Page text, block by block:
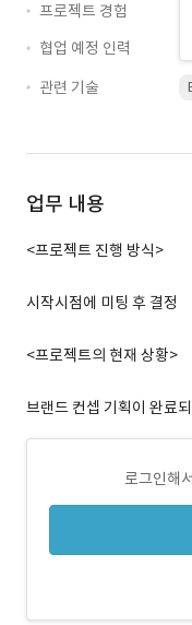
프로젝트 경험
협업 예정 인력
관련 기술
업무 내용
<프로젝트 진행 방식>
시작시점에 미팅 후 결정
<프로젝트의 현재 상황>
브랜드 컨셉 기획이 완료
로그인해